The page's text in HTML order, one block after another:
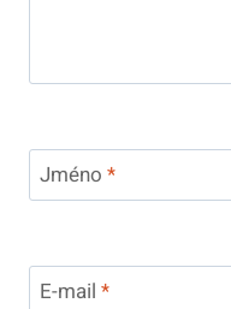
Jméno *
E-mail *